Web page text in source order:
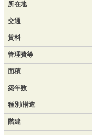
所在地
交通
賃料
管理費等
面積
築年数
種別/構造
階建